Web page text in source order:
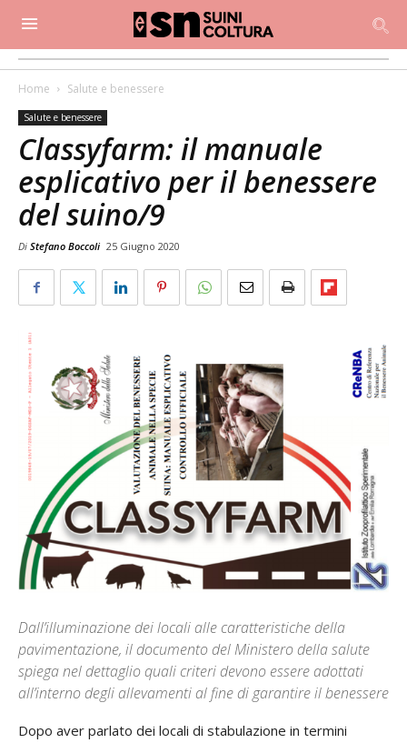
Home Salute e benessere
Salute e benessere
Classyfarm: il manuale
esplicativo per il benessere
del suino/9
Di Stefano Boccoli 25 Giugno 2020
Dall’illuminazione dei locali alle caratteristiche della
pavimentazione, il documento del Ministero della salute
spiega nel dettaglio quali criteri devono essere adottati
all’interno degli allevamenti al fine di garantire il benessere
Dopo aver parlato dei locali di stabulazione in termini